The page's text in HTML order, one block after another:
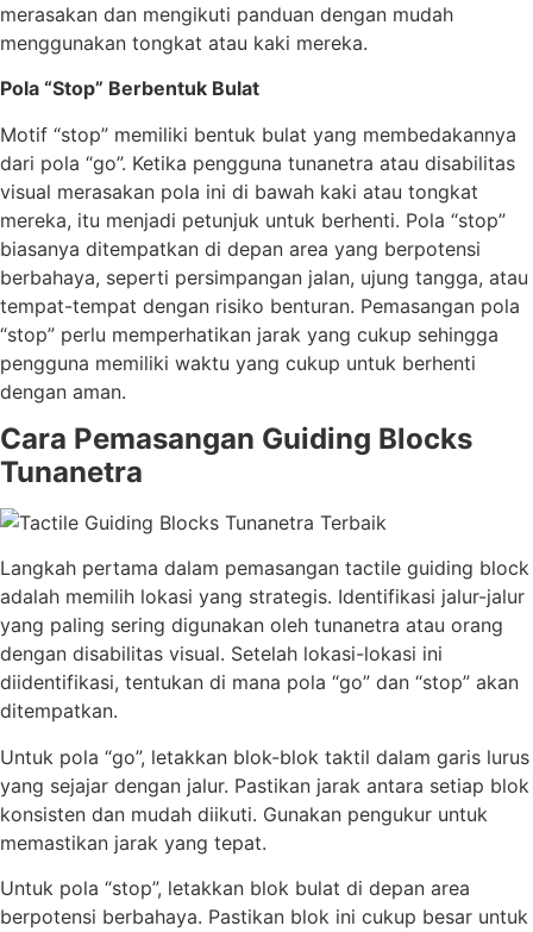
merasakan dan mengikuti panduan dengan mudah
menggunakan tongkat atau kaki mereka.
Pola “Stop” Berbentuk Bulat
Motif “stop” memiliki bentuk bulat yang membedakannya
dari pola “go”. Ketika pengguna tunanetra atau disabilitas
visual merasakan pola ini di bawah kaki atau tongkat
mereka, itu menjadi petunjuk untuk berhenti. Pola “stop”
biasanya ditempatkan di depan area yang berpotensi
berbahaya, seperti persimpangan jalan, ujung tangga, atau
tempat-tempat dengan risiko benturan. Pemasangan pola
“stop” perlu memperhatikan jarak yang cukup sehingga
pengguna memiliki waktu yang cukup untuk berhenti
dengan aman.
Cara Pemasangan Guiding Blocks
Tunanetra
Langkah pertama dalam pemasangan tactile guiding block
adalah memilih lokasi yang strategis. Identifikasi jalur-jalur
yang paling sering digunakan oleh tunanetra atau orang
dengan disabilitas visual. Setelah lokasi-lokasi ini
diidentifikasi, tentukan di mana pola “go” dan “stop” akan
ditempatkan.
Untuk pola “go”, letakkan blok-blok taktil dalam garis lurus
yang sejajar dengan jalur. Pastikan jarak antara setiap blok
konsisten dan mudah diikuti. Gunakan pengukur untuk
memastikan jarak yang tepat.
Untuk pola “stop”, letakkan blok bulat di depan area
berpotensi berbahaya. Pastikan blok ini cukup besar untuk